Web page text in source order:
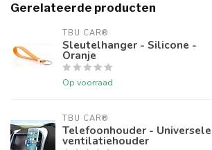
Gerelateerde producten
TBU CAR®
Sleutelhanger - Silicone -
Oranje
Op voorraad
TBU CAR®
Telefoonhouder - Universele
ventilatiehouder